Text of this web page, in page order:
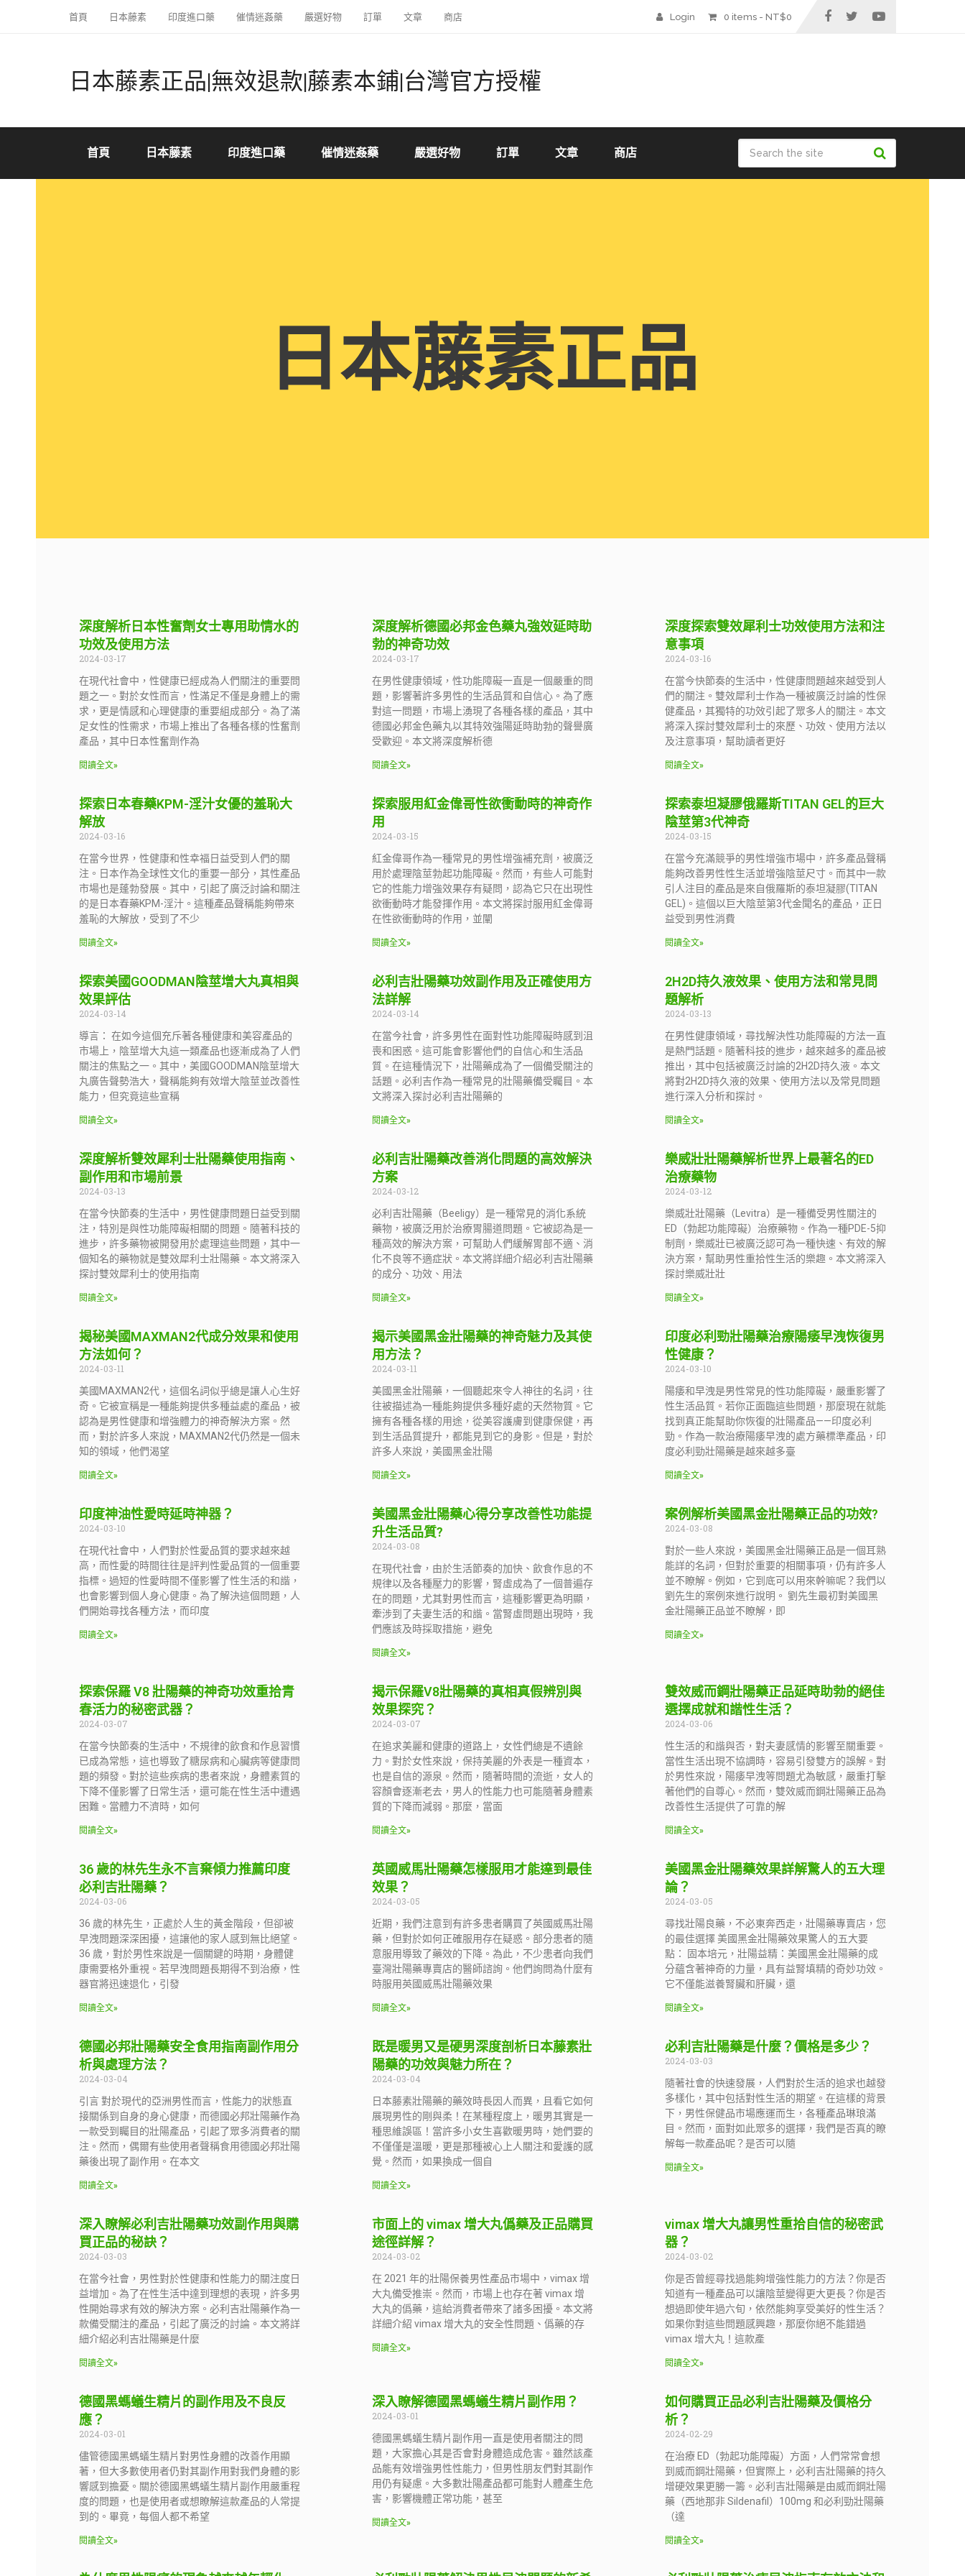
首頁 日本藤素 印度進口藥 催情迷姦藥 嚴選好物 訂單 文章 商店 Login 0 items - NT$0
日本藤素正品|無效退款|藤素本鋪|台灣官方授權
首頁 日本藤素 印度進口藥 催情迷姦藥 嚴選好物 訂單 文章 商店
日本藤素正品
深度解析日本性奮劑女士專用助情水的
功效及使用方法
2024-03-17
在現代社會中，性健康已經成為人們關注的重要問
題之一。對於女性而言，性滿足不僅是身體上的需
求，更是情感和心理健康的重要組成部分。為了滿
足女性的性需求，市場上推出了各種各樣的性奮劑
產品，其中日本性奮劑作為
閱讀全文»
深度解析德國必邦金色藥丸強效延時助
勃的神奇功效
2024-03-17
在男性健康領域，性功能障礙一直是一個嚴重的問
題，影響著許多男性的生活品質和自信心。為了應
對這一問題，市場上湧現了各種各樣的產品，其中
德國必邦金色藥丸以其特效強陽延時助勃的聲譽廣
受歡迎。本文將深度解析德
閱讀全文»
深度探索雙效犀利士功效使用方法和注
意事項
2024-03-16
在當今快節奏的生活中，性健康問題越來越受到人
們的關注。雙效犀利士作為一種被廣泛討論的性保
健產品，其獨特的功效引起了眾多人的關注。本文
將深入探討雙效犀利士的來歷、功效、使用方法以
及注意事項，幫助讀者更好
閱讀全文»
探索日本春藥KPM-淫汁女優的羞恥大
解放
2024-03-16
在當今世界，性健康和性幸福日益受到人們的關
注。日本作為全球性文化的重要一部分，其性產品
市場也是蓬勃發展。其中，引起了廣泛討論和關注
的是日本春藥KPM-淫汁。這種產品聲稱能夠帶來
羞恥的大解放，受到了不少
閱讀全文»
探索服用紅金偉哥性欲衝動時的神奇作
用
2024-03-15
紅金偉哥作為一種常見的男性增強補充劑，被廣泛
用於處理陰莖勃起功能障礙。然而，有些人可能對
它的性能力增強效果存有疑問，認為它只在出現性
欲衝動時才能發揮作用。本文將探討服用紅金偉哥
在性欲衝動時的作用，並闡
閱讀全文»
探索泰坦凝膠俄羅斯TITAN GEL的巨大
陰莖第3代神奇
2024-03-15
在當今充滿競爭的男性增強市場中，許多產品聲稱
能夠改善男性性生活並增強陰莖尺寸。而其中一款
引人注目的產品是來自俄羅斯的泰坦凝膠(TITAN
GEL)。這個以巨大陰莖第3代金聞名的產品，正日
益受到男性消費
閱讀全文»
探索美國GOODMAN陰莖增大丸真相與
效果評估
2024-03-14
導言： 在如今這個充斥著各種健康和美容產品的
市場上，陰莖增大丸這一類產品也逐漸成為了人們
關注的焦點之一。其中，美國GOODMAN陰莖增大
丸廣告聲勢浩大，聲稱能夠有效增大陰莖並改善性
能力，但究竟這些宣稱
閱讀全文»
必利吉壯陽藥功效副作用及正確使用方
法詳解
2024-03-14
在當今社會，許多男性在面對性功能障礙時感到沮
喪和困惑。這可能會影響他們的自信心和生活品
質。在這種情況下，壯陽藥成為了一個備受關注的
話題。必利吉作為一種常見的壯陽藥備受矚目。本
文將深入探討必利吉壯陽藥的
閱讀全文»
2H2D持久液效果、使用方法和常見問
題解析
2024-03-13
在男性健康領域，尋找解決性功能障礙的方法一直
是熱門話題。隨著科技的進步，越來越多的產品被
推出，其中包括被廣泛討論的2H2D持久液。本文
將對2H2D持久液的效果、使用方法以及常見問題
進行深入分析和探討。
閱讀全文»
深度解析雙效犀利士壯陽藥使用指南、
副作用和市場前景
2024-03-13
在當今快節奏的生活中，男性健康問題日益受到關
注，特別是與性功能障礙相關的問題。隨著科技的
進步，許多藥物被開發用於處理這些問題，其中一
個知名的藥物就是雙效犀利士壯陽藥。本文將深入
探討雙效犀利士的使用指南
閱讀全文»
必利吉壯陽藥改善消化問題的高效解決
方案
2024-03-12
必利吉壯陽藥（Beeligy）是一種常見的消化系統
藥物，被廣泛用於治療胃腸道問題。它被認為是一
種高效的解決方案，可幫助人們緩解胃部不適、消
化不良等不適症狀。本文將詳細介紹必利吉壯陽藥
的成分、功效、用法
閱讀全文»
樂威壯壯陽藥解析世界上最著名的ED
治療藥物
2024-03-12
樂威壯壯陽藥（Levitra）是一種備受男性關注的
ED（勃起功能障礙）治療藥物。作為一種PDE-5抑
制劑，樂威壯已被廣泛認可為一種快速、有效的解
決方案，幫助男性重拾性生活的樂趣。本文將深入
探討樂威壯壯
閱讀全文»
揭秘美國MAXMAN2代成分效果和使用
方法如何？
2024-03-11
美國MAXMAN2代，這個名詞似乎總是讓人心生好
奇。它被宣稱是一種能夠提供多種益處的產品，被
認為是男性健康和增強體力的神奇解決方案。然
而，對於許多人來說，MAXMAN2代仍然是一個未
知的領域，他們渴望
閱讀全文»
揭示美國黑金壯陽藥的神奇魅力及其使
用方法？
2024-03-11
美國黑金壯陽藥，一個聽起來令人神往的名詞，往
往被描述為一種能夠提供多種好處的天然物質。它
擁有各種各樣的用途，從美容護膚到健康保健，再
到生活品質提升，都能見到它的身影。但是，對於
許多人來說，美國黑金壯陽
閱讀全文»
印度必利勁壯陽藥治療陽痿早洩恢復男
性健康？
2024-03-10
陽痿和早洩是男性常見的性功能障礙，嚴重影響了
性生活品質。若你正面臨這些問題，那麼現在就能
找到真正能幫助你恢復的壯陽產品——印度必利
勁。作為一款治療陽痿早洩的處方藥標準產品，印
度必利勁壯陽藥是越來越多臺
閱讀全文»
印度神油性愛時延時神器？
2024-03-10
在現代社會中，人們對於性愛品質的要求越來越
高，而性愛的時間往往是評判性愛品質的一個重要
指標。過短的性愛時間不僅影響了性生活的和諧，
也會影響到個人身心健康。為了解決這個問題，人
們開始尋找各種方法，而印度
閱讀全文»
美國黑金壯陽藥心得分享改善性功能提
升生活品質?
2024-03-08
在現代社會，由於生活節奏的加快、飲食作息的不
規律以及各種壓力的影響，腎虛成為了一個普遍存
在的問題，尤其對男性而言，這種影響更為明顯，
牽涉到了夫妻生活的和諧。當腎虛問題出現時，我
們應該及時採取措施，避免
閱讀全文»
案例解析美國黑金壯陽藥正品的功效?
2024-03-08
對於一些人來說，美國黑金壯陽藥正品是一個耳熟
能詳的名詞，但對於重要的相關事項，仍有許多人
並不瞭解。例如，它到底可以用來幹嘛呢？我們以
劉先生的案例來進行說明。 劉先生最初對美國黑
金壯陽藥正品並不瞭解，即
閱讀全文»
探索保羅 V8 壯陽藥的神奇功效重拾青
春活力的秘密武器？
2024-03-07
在當今快節奏的生活中，不規律的飲食和作息習慣
已成為常態，這也導致了糖尿病和心臟病等健康問
題的頻發。對於這些疾病的患者來說，身體素質的
下降不僅影響了日常生活，還可能在性生活中遭遇
困難。當體力不濟時，如何
閱讀全文»
揭示保羅V8壯陽藥的真相真假辨別與
效果探究？
2024-03-07
在追求美麗和健康的道路上，女性們總是不遺餘
力。對於女性來說，保持美麗的外表是一種資本，
也是自信的源泉。然而，隨著時間的流逝，女人的
容顏會逐漸老去，男人的性能力也可能隨著身體素
質的下降而減弱。那麼，當面
閱讀全文»
雙效威而鋼壯陽藥正品延時助勃的絕佳
選擇成就和諧性生活？
2024-03-06
性生活的和諧與否，對夫妻感情的影響至關重要。
當性生活出現不協調時，容易引發雙方的誤解。對
於男性來說，陽痿早洩等問題尤為敏感，嚴重打擊
著他們的自尊心。然而，雙效威而鋼壯陽藥正品為
改善性生活提供了可靠的解
閱讀全文»
36 歲的林先生永不言棄傾力推薦印度
必利吉壯陽藥？
2024-03-06
36 歲的林先生，正處於人生的黃金階段，但卻被
早洩問題深深困擾，這讓他的家人感到無比絕望。
36 歲，對於男性來說是一個關鍵的時期，身體健
康需要格外重視。若早洩問題長期得不到治療，性
器官將迅速退化，引發
閱讀全文»
英國威馬壯陽藥怎樣服用才能達到最佳
效果？
2024-03-05
近期，我們注意到有許多患者購買了英國威馬壯陽
藥，但對於如何正確服用存在疑惑。部分患者的隨
意服用導致了藥效的下降。為此，不少患者向我們
臺灣壯陽藥專賣店的醫師諮詢。他們詢問為什麼有
時服用英國威馬壯陽藥效果
閱讀全文»
美國黑金壯陽藥效果詳解驚人的五大理
論？
2024-03-05
尋找壯陽良藥，不必東奔西走，壯陽藥專賣店，您
的最佳選擇 美國黑金壯陽藥效果驚人的五大要
點： 固本培元，壯陽益精：美國黑金壯陽藥的成
分蘊含著神奇的力量，具有益腎填精的奇妙功效。
它不僅能滋養腎臟和肝臟，還
閱讀全文»
德國必邦壯陽藥安全食用指南副作用分
析與處理方法？
2024-03-04
引言 對於現代的亞洲男性而言，性能力的狀態直
接關係到自身的身心健康，而德國必邦壯陽藥作為
一款受到矚目的壯陽產品，引起了眾多消費者的關
注。然而，偶爾有些使用者聲稱食用德國必邦壯陽
藥後出現了副作用。在本文
閱讀全文»
既是暖男又是硬男深度剖析日本藤素壯
陽藥的功效與魅力所在？
2024-03-04
日本藤素壯陽藥的藥效時長因人而異，且看它如何
展現男性的剛與柔！在某種程度上，暖男其實是一
種思維誤區！當許多小女生喜歡暖男時，她們要的
不僅僅是溫暖，更是那種被心上人關注和愛護的感
覺。然而，如果換成一個自
閱讀全文»
必利吉壯陽藥是什麼？價格是多少？
2024-03-03
隨著社會的快速發展，人們對於生活的追求也越發
多樣化，其中包括對性生活的期望。在這樣的背景
下，男性保健品市場應運而生，各種產品琳琅滿
目。然而，面對如此眾多的選擇，我們是否真的瞭
解每一款產品呢？是否可以隨
閱讀全文»
深入瞭解必利吉壯陽藥功效副作用與購
買正品的秘訣？
2024-03-03
在當今社會，男性對於性健康和性能力的關注度日
益增加。為了在性生活中達到理想的表現，許多男
性開始尋求有效的解決方案。必利吉壯陽藥作為一
款備受關注的產品，引起了廣泛的討論。本文將詳
細介紹必利吉壯陽藥是什麼
閱讀全文»
市面上的 vimax 增大丸僞藥及正品購買
途徑詳解？
2024-03-02
在 2021 年的壯陽保養男性產品市場中，vimax 增
大丸備受推崇。然而，市場上也存在著 vimax 增
大丸的僞藥，這給消費者帶來了諸多困擾。本文將
詳細介紹 vimax 增大丸的安全性問題、僞藥的存
閱讀全文»
vimax 增大丸讓男性重拾自信的秘密武
器？
2024-03-02
你是否曾經尋找過能夠增強性能力的方法？你是否
知道有一種產品可以讓陰莖變得更大更長？你是否
想過即使年過六旬，依然能夠享受美好的性生活？
如果你對這些問題感興趣，那麼你絕不能錯過
vimax 增大丸！這款產
閱讀全文»
德國黑螞蟻生精片的副作用及不良反
應？
2024-03-01
儘管德國黑螞蟻生精片對男性身體的改善作用顯
著，但大多數使用者仍對其副作用對我們身體的影
響感到擔憂。關於德國黑螞蟻生精片副作用嚴重程
度的問題，也是使用者或想瞭解這款產品的人常提
到的。畢竟，每個人都不希望
閱讀全文»
深入瞭解德國黑螞蟻生精片副作用？
2024-03-01
德國黑螞蟻生精片副作用一直是使用者關注的問
題，大家擔心其是否會對身體造成危害。雖然該產
品能有效增強男性性能力，但男性朋友們對其副作
用仍有疑慮。大多數壯陽產品都可能對人體產生危
害，影響機體正常功能，甚至
閱讀全文»
如何購買正品必利吉壯陽藥及價格分
析？
2024-02-29
在治療 ED（勃起功能障礙）方面，人們常常會想
到威而鋼壯陽藥，但實際上，必利吉壯陽藥的持久
增硬效果更勝一籌。必利吉壯陽藥是由威而鋼壯陽
藥（西地那非 Sildenafil）100mg 和必利勁壯陽藥
（達
閱讀全文»